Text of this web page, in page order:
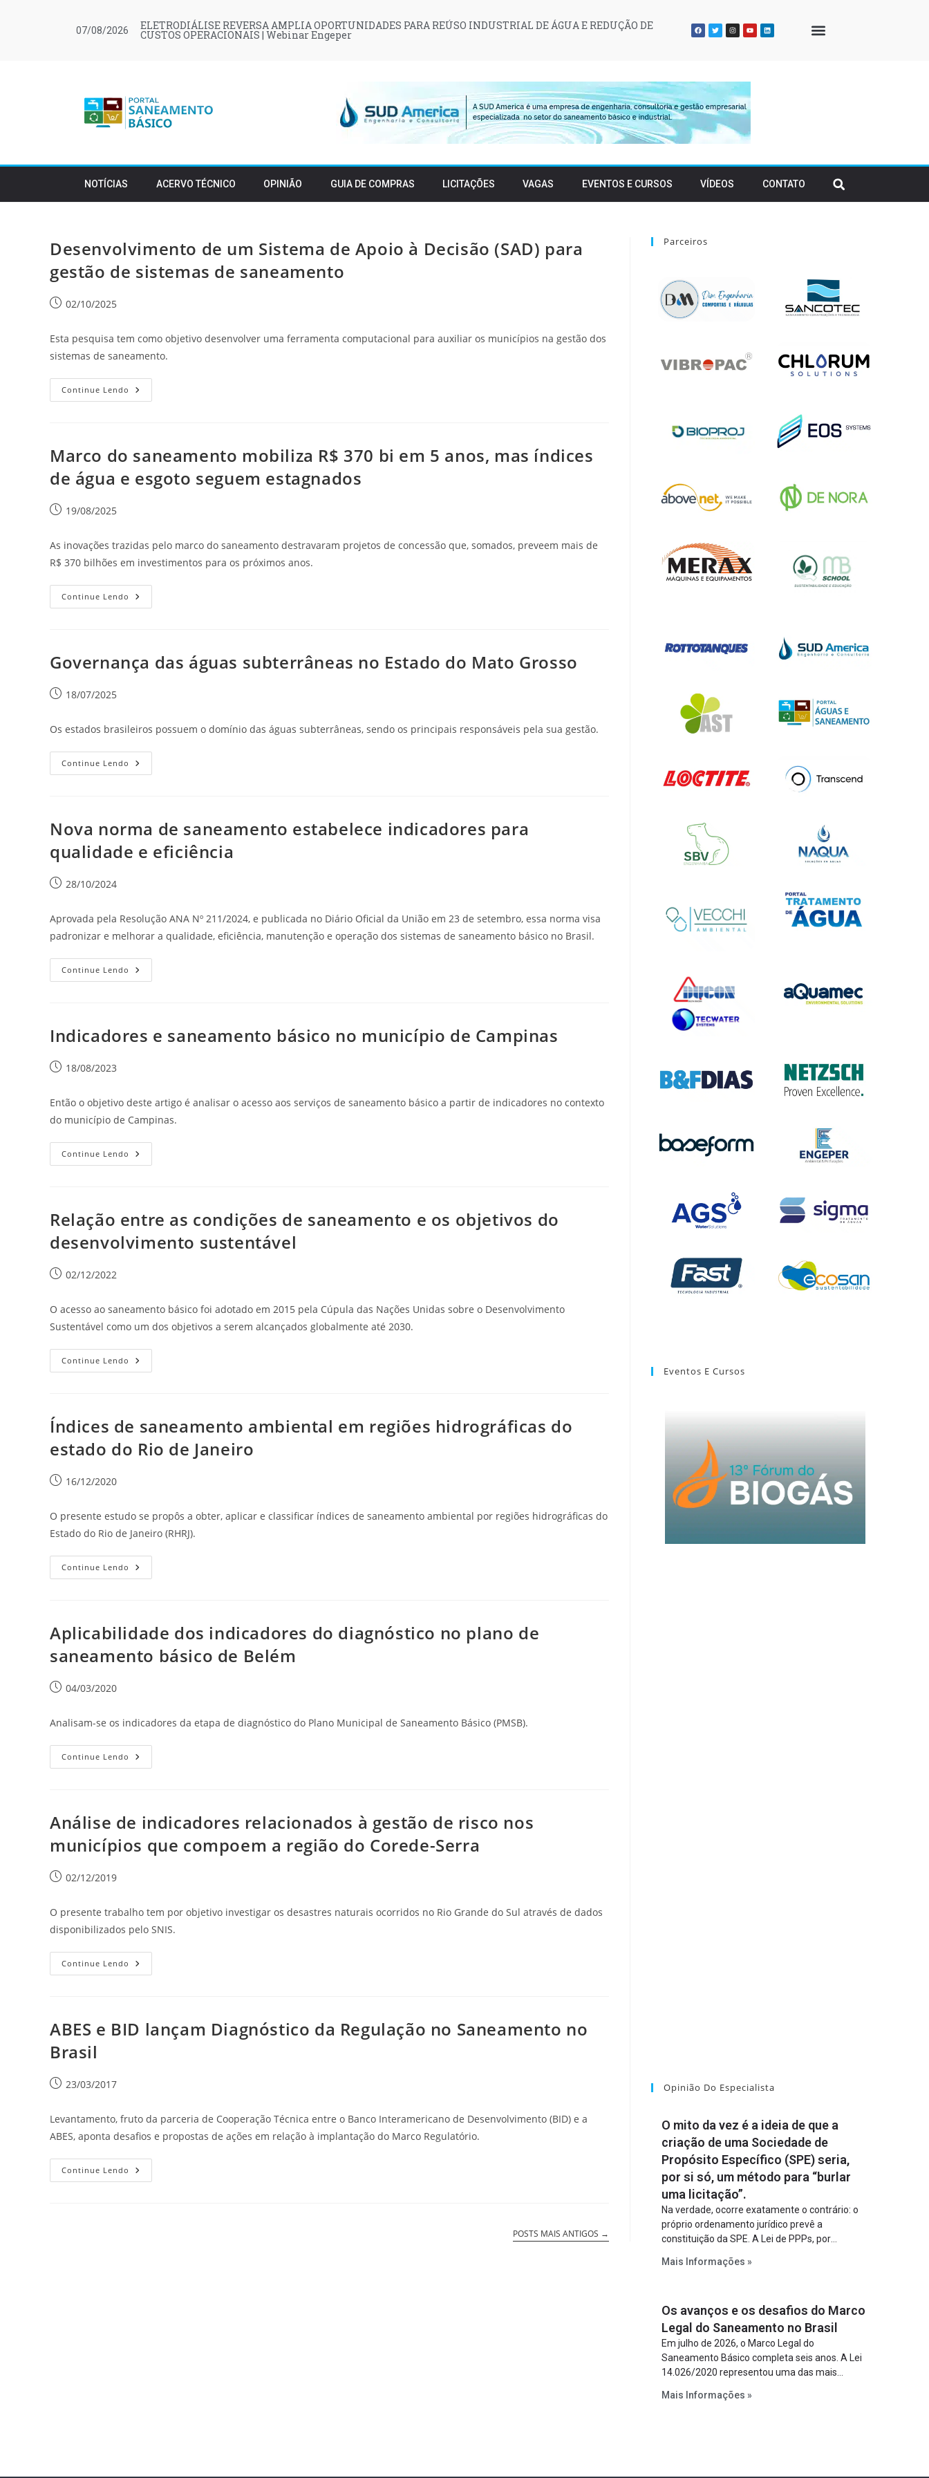
07/08/2026 ELETRODIÁLISE REVERSA AMPLIA OPORTUNIDADES PARA REÚSO INDUSTRIAL DE ÁGUA E REDUÇÃO DE
CUSTOS OPERACIONAIS | Webinar Engeper
NOTÍCIAS ACERVO TÉCNICO OPINIÃO GUIA DE COMPRAS LICITAÇÕES VAGAS EVENTOS E CURSOS VÍDEOS CONTATO
Desenvolvimento de um Sistema de Apoio à Decisão (SAD) para
gestão de sistemas de saneamento
02/10/2025
Esta pesquisa tem como objetivo desenvolver uma ferramenta computacional para auxiliar os municípios na gestão dos
sistemas de saneamento.
Continue Lendo
Marco do saneamento mobiliza R$ 370 bi em 5 anos, mas índices
de água e esgoto seguem estagnados
19/08/2025
As inovações trazidas pelo marco do saneamento destravaram projetos de concessão que, somados, preveem mais de
R$ 370 bilhões em investimentos para os próximos anos.
Continue Lendo
Governança das águas subterrâneas no Estado do Mato Grosso
18/07/2025
Os estados brasileiros possuem o domínio das águas subterrâneas, sendo os principais responsáveis pela sua gestão.
Continue Lendo
Nova norma de saneamento estabelece indicadores para
qualidade e eficiência
28/10/2024
Aprovada pela Resolução ANA Nº 211/2024, e publicada no Diário Oficial da União em 23 de setembro, essa norma visa
padronizar e melhorar a qualidade, eficiência, manutenção e operação dos sistemas de saneamento básico no Brasil.
Continue Lendo
Indicadores e saneamento básico no município de Campinas
18/08/2023
Então o objetivo deste artigo é analisar o acesso aos serviços de saneamento básico a partir de indicadores no contexto
do município de Campinas.
Continue Lendo
Relação entre as condições de saneamento e os objetivos do
desenvolvimento sustentável
02/12/2022
O acesso ao saneamento básico foi adotado em 2015 pela Cúpula das Nações Unidas sobre o Desenvolvimento
Sustentável como um dos objetivos a serem alcançados globalmente até 2030.
Continue Lendo
Índices de saneamento ambiental em regiões hidrográficas do
estado do Rio de Janeiro
16/12/2020
O presente estudo se propôs a obter, aplicar e classificar índices de saneamento ambiental por regiões hidrográficas do
Estado do Rio de Janeiro (RHRJ).
Continue Lendo
Aplicabilidade dos indicadores do diagnóstico no plano de
saneamento básico de Belém
04/03/2020
Analisam-se os indicadores da etapa de diagnóstico do Plano Municipal de Saneamento Básico (PMSB).
Continue Lendo
Análise de indicadores relacionados à gestão de risco nos
municípios que compoem a região do Corede-Serra
02/12/2019
O presente trabalho tem por objetivo investigar os desastres naturais ocorridos no Rio Grande do Sul através de dados
disponibilizados pelo SNIS.
Continue Lendo
ABES e BID lançam Diagnóstico da Regulação no Saneamento no
Brasil
23/03/2017
Levantamento, fruto da parceria de Cooperação Técnica entre o Banco Interamericano de Desenvolvimento (BID) e a
ABES, aponta desafios e propostas de ações em relação à implantação do Marco Regulatório.
Continue Lendo
POSTS MAIS ANTIGOS →
Parceiros
Eventos E Cursos
Opinião Do Especialista
O mito da vez é a ideia de que a
criação de uma Sociedade de
Propósito Específico (SPE) seria,
por si só, um método para “burlar
uma licitação”.
Na verdade, ocorre exatamente o contrário: o
próprio ordenamento jurídico prevê a
constituição da SPE. A Lei de PPPs, por
constitua uma SPE para implantar e gerir o
Lei de Concessões, a figura é facultativa e
sujeita a uma escolha racional de projeto a
projeto.
Mais Informações »
Os avanços e os desafios do Marco
Legal do Saneamento no Brasil
Em julho de 2026, o Marco Legal do
Saneamento Básico completa seis anos. A Lei
14.026/2020 representou uma das mais
estabelecer metas claras para a
mecanismos voltados à segurança jurídica dos
Mais Informações »